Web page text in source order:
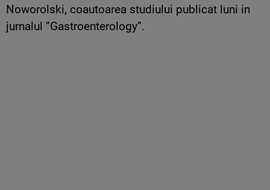
Noworolski, coautoarea studiului publicat luni in
jurnalul ”Gastroenterology”.